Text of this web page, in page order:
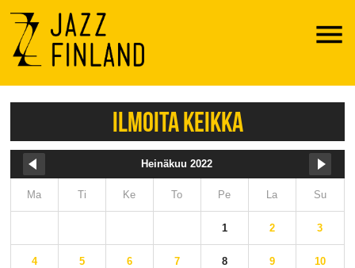
Menu
ILMOITA KEIKKA
Heinäkuu 2022
Ma Ti Ke To Pe La Su
1 2 3
4 5 6 7 8 9 10